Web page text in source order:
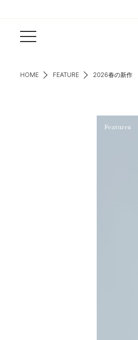
HOME FEATURE 2026春の新作
Features